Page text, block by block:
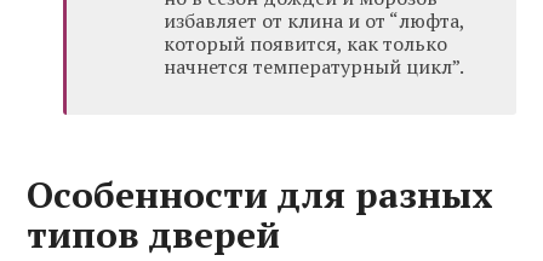
избавляет от клина и от “люфта,
который появится, как только
начнется температурный цикл”.
Особенности для разных
типов дверей